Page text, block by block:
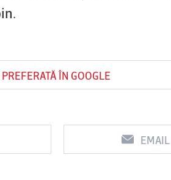
ÎN GOOGLE
EMAIL